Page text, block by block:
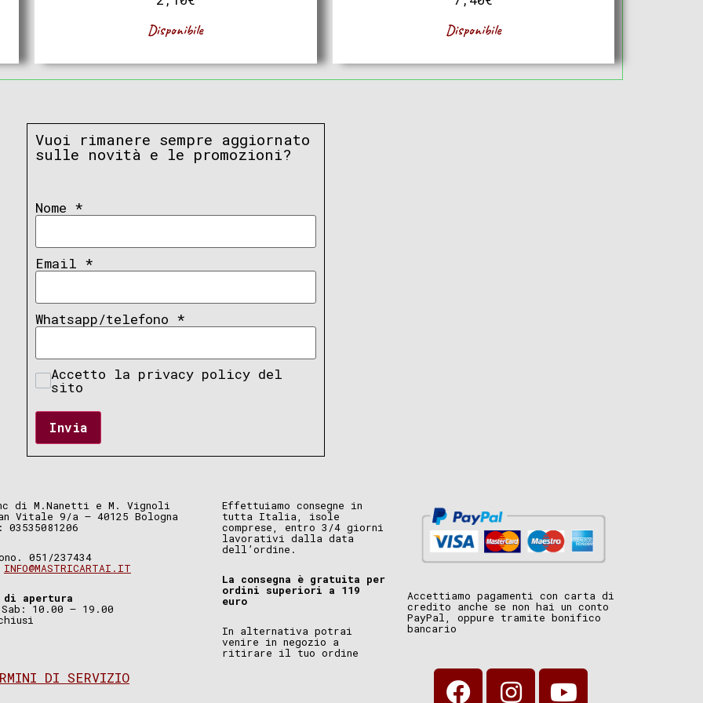
Disponibile Disponibile
Vuoi rimanere sempre aggiornato
sulle novità e le promozioni?
Nome *
Email *
Whatsapp/telefono *
Accetto la privacy policy del
sito
Invia
di M.Nanetti e M. Vignoli
Vitale 9/a – 40125 Bologna
051/237434
INFO@MASTRICARTAI.IT
di apertura
10.00 – 19.00
DI SERVIZIO
Effettuiamo consegne in
tutta Italia, isole
comprese, entro 3/4 giorni
lavorativi dalla data
dell’ordine.
La consegna è gratuita per
ordini superiori a 119
euro
In alternativa potrai
venire in negozio a
ritirare il tuo ordine
Accettiamo pagamenti con carta di
credito anche se non hai un conto
PayPal, oppure tramite bonifico
bancario